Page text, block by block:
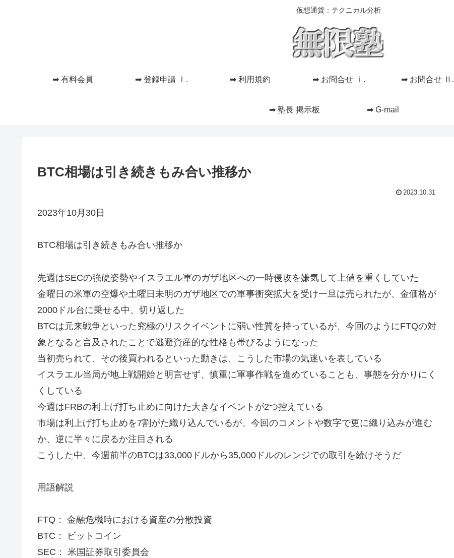
仮想通貨：テクニカル分析
➡ 有料会員 ➡ 登録申請 Ⅰ. ➡ 利用規約 ➡ お問合せ ⅰ. ➡ お問合せ Ⅱ.
➡ 塾長 掲示板 ➡ G-mail
BTC相場は引き続きもみ合い推移か
2023.10.31
2023年10月30日
BTC相場は引き続きもみ合い推移か
先週はSECの強硬姿勢やイスラエル軍のガザ地区への一時侵攻を嫌気して上値を重くしていた
金曜日の米軍の空爆や土曜日未明のガザ地区での軍事衝突拡大を受け一旦は売られたが、金価格が
2000ドル台に乗せる中、切り返した
BTCは元来戦争といった究極のリスクイベントに弱い性質を持っているが、今回のようにFTQの対
象となると言及されたことで逃避資産的な性格も帯びるようになった
当初売られて、その後買われるといった動きは、こうした市場の気迷いを表している
イスラエル当局が地上戦開始と明言せず、慎重に軍事作戦を進めていることも、事態を分かりにく
くしている
今週はFRBの利上げ打ち止めに向けた大きなイベントが2つ控えている
市場は利上げ打ち止めを7割がた織り込んでいるが、今回のコメントや数字で更に織り込みが進む
か、逆に半々に戻るか注目される
こうした中、今週前半のBTCは33,000ドルから35,000ドルのレンジでの取引を続けそうだ
用語解説
FTQ： 金融危機時における資産の分散投資
BTC： ビットコイン
SEC： 米国証券取引委員会